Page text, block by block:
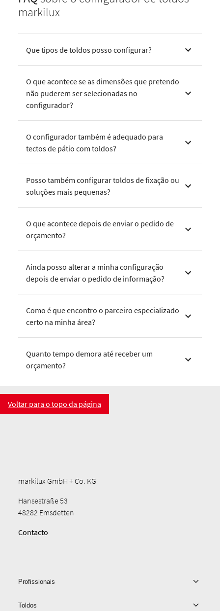
markilux
Que tipos de toldos posso configurar?
O que acontece se as dimensões que pretendo
não puderem ser selecionadas no
configurador?
O configurador também é adequado para
tectos de pátio com toldos?
Posso também configurar toldos de fixação ou
soluções mais pequenas?
O que acontece depois de enviar o pedido de
orçamento?
Ainda posso alterar a minha configuração
depois de enviar o pedido de informação?
Como é que encontro o parceiro especializado
certo na minha área?
Quanto tempo demora até receber um
orçamento?
Voltar para o topo da página
markilux GmbH + Co. KG
Hansestraße 53
48282 Emsdetten
Contacto
Profissionais
Toldos